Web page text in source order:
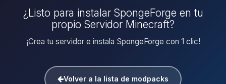
¿Listo para instalar SpongeForge en tu
propio Servidor Minecraft?
¡Crea tu servidor e instala SpongeForge con 1 clic!
Volver a la lista de modpacks